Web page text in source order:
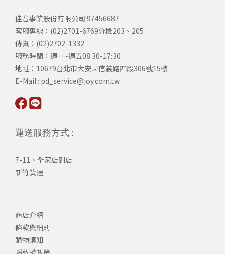
佳音事業股份有限公司 97456687
客服專線：(02)2701-6769分機203、205
傳真：(02)2702-1332
服務時間：週一~週五08:30-17:30
​地址：10679台北市大安區信義路四段306號15樓
​E-Mail : pd_service@joy.com.tw
運送服務方式 :
7-11、全家店到店
新竹貨運
商店介紹
條款與細則
購物須知